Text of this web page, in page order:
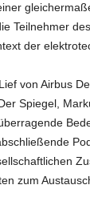
Teilnehmer
der
von Airbus
Spiegel,
zum